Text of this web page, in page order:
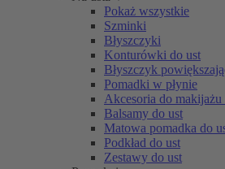
Pokaż wszystkie
Szminki
Błyszczyki
Konturówki do ust
Błyszczyk
Pomadki w płynie
Akcesoria do makijażu
Balsamy do ust
Matowa pomadka do
Podkład do ust
Zestawy do ust